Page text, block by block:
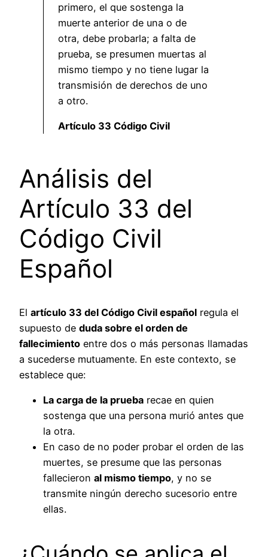
primero, el que sostenga la
muerte anterior de una o de
otra, debe probarla; a falta de
prueba, se presumen muertas al
mismo tiempo y no tiene lugar la
transmisión de derechos de uno
a otro.
Artículo 33 Código Civil
Análisis del
Artículo 33 del
Código Civil
Español
El artículo 33 del Código Civil español regula el
supuesto de duda sobre el orden de
fallecimiento entre dos o más personas llamadas
a sucederse mutuamente. En este contexto, se
establece que:
La carga de la prueba recae en quien
sostenga que una persona murió antes que
la otra.
En caso de no poder probar el orden de las
muertes, se presume que las personas
fallecieron al mismo tiempo, y no se
transmite ningún derecho sucesorio entre
ellas.